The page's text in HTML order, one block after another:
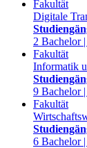
Fakultät
Digitale
2 Bachelor
Fakultät
Informatik
9 Bachelor
Fakultät
6 Bachelor